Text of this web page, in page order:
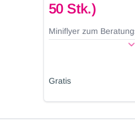
50 Stk.)
Miniflyer zum
Gratis